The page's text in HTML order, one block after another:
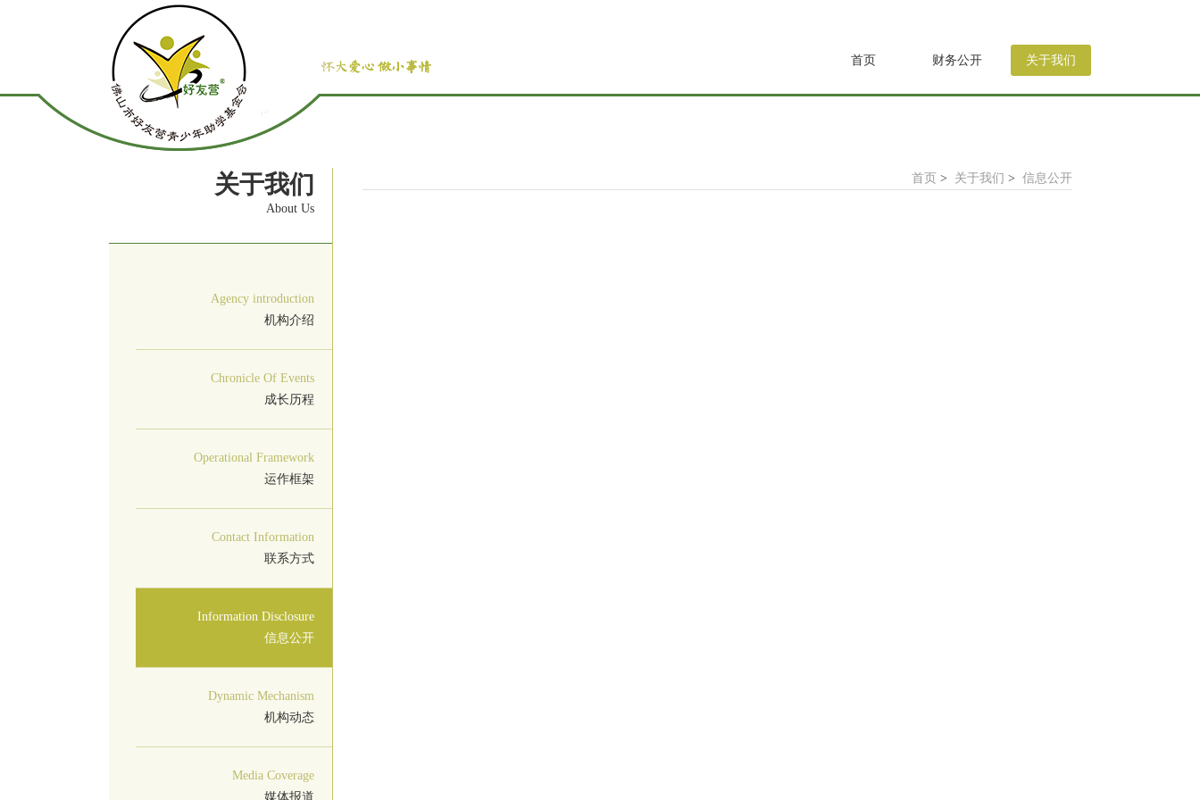
首页 财务公开 关于我们
关于我们
About Us
Agency introduction
机构介绍
Chronicle Of Events
成长历程
Operational Framework
运作框架
Contact Information
联系方式
Information Disclosure
信息公开
Dynamic Mechanism
机构动态
Media Coverage
媒体报道
首页 > 关于我们 > 信息公开